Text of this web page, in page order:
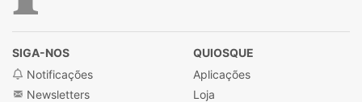
SIGA-NOS
Notificações
Newsletters
QUIOSQUE
Aplicações
Loja